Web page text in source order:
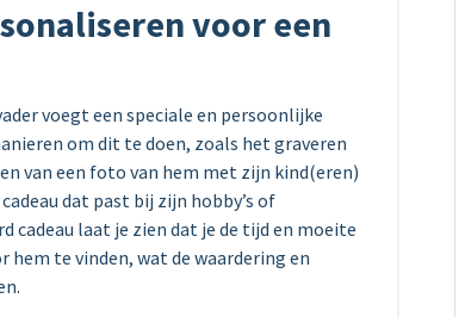
voor een
voegt een speciale en persoonlijke
om dit te doen, zoals het graveren
van een foto van hem met zijn kind(eren)
dat past bij zijn hobby’s of
cadeau laat je zien dat je de tijd en moeite
te vinden, wat de waardering en